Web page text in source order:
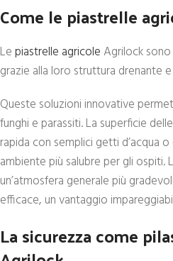
Come le piastrelle
Lepiastrelle agricoleAgrilock
grazie alla loro struttura drenante
Queste soluzioni innovative
funghi e parassiti. La superficie
rapida con semplici getti d’acqua
ambiente più salubre per gli
un’atmosfera generale più
efficace, un vantaggio
La sicurezza come